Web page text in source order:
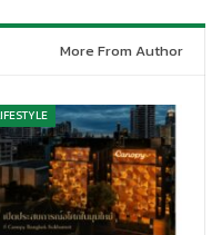
เพื่อตอบโจทย์ความต้องการ
าทุกคน”More From Author